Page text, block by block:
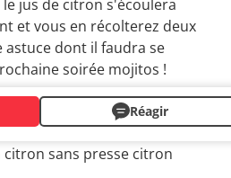
le jus de citron s'écoulera
et vous en récolterez deux
astuce dont il faudra se
soirée mojitos !
Réagir
sans presse citron